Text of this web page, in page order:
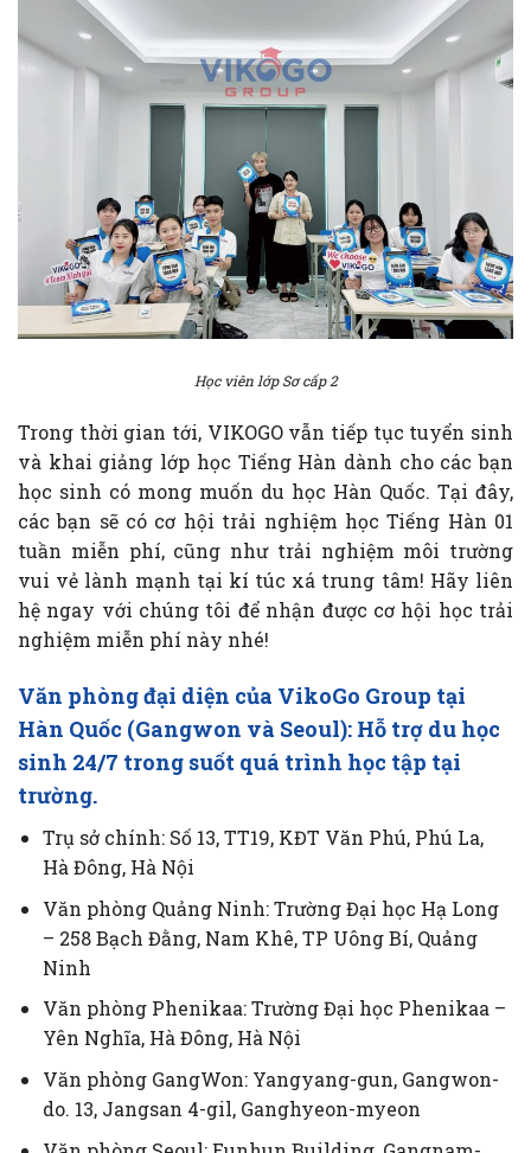
Học viên lớp Sơ cấp 2
Trong thời gian tới, VIKOGO vẫn tiếp tục tuyển sinh
và khai giảng lớp học Tiếng Hàn dành cho các bạn
học sinh có mong muốn du học Hàn Quốc. Tại đây,
các bạn sẽ có cơ hội trải nghiệm học Tiếng Hàn 01
tuần miễn phí, cũng như trải nghiệm môi trường
vui vẻ lành mạnh tại kí túc xá trung tâm! Hãy liên
hệ ngay với chúng tôi để nhận được cơ hội học trải
nghiệm miễn phí này nhé!
Văn phòng đại diện của VikoGo Group tại
Hàn Quốc (Gangwon và Seoul): Hỗ trợ du học
sinh 24/7 trong suốt quá trình học tập tại
trường.
Trụ sở chính: Số 13, TT19, KĐT Văn Phú, Phú La,
Hà Đông, Hà Nội
Văn phòng Quảng Ninh: Trường Đại học Hạ Long
– 258 Bạch Đằng, Nam Khê, TP Uông Bí, Quảng
Ninh
Văn phòng Phenikaa: Trường Đại học Phenikaa –
Yên Nghĩa, Hà Đông, Hà Nội
Văn phòng GangWon: Yangyang-gun, Gangwon-
do. 13, Jangsan 4-gil, Ganghyeon-myeon